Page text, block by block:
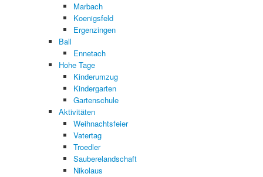
Marbach
Koenigsfeld
Ergenzingen
Ball
Ennetach
Hohe Tage
Kinderumzug
Kindergarten
Gartenschule
Aktivitäten
Weihnachtsfeier
Vatertag
Troedler
Sauberelandschaft
Nikolaus